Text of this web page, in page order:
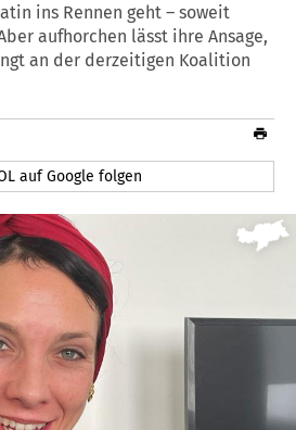
ins Rennen geht – soweit
aufhorchen lässt ihre Ansage,
an der derzeitigen Koalition
auf Google folgen